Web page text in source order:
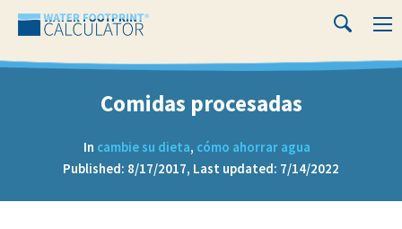
Water
Footprint
Close
Comidas procesadas
In cambie su dieta, cómo ahorrar agua
Published: 8/17/2017, Last updated: 7/14/2022